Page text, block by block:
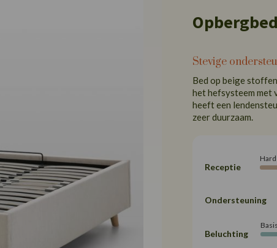
Stevige
Bed op beige
het hefsysteem met
heeft een
zeer duurzaam.
Receptie
Hard
Ondersteuning
Beluchting
Basis